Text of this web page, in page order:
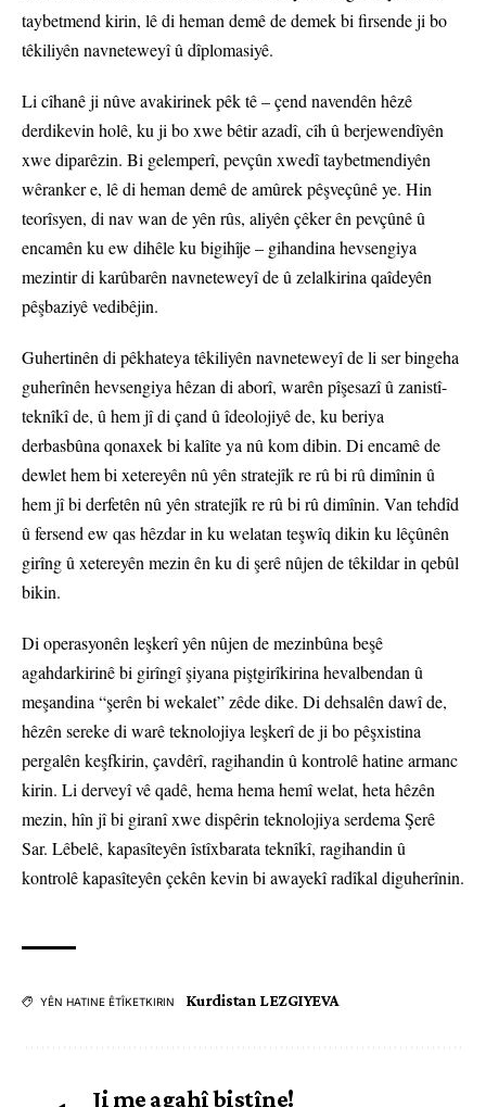
taybetmend kirin, lê di heman demê de demek bi firsende ji bo
têkiliyên navneteweyî û dîplomasiyê.
Li cîhanê ji nûve avakirinek pêk tê – çend navendên hêzê
derdikevin holê, ku ji bo xwe bêtir azadî, cîh û berjewendîyên
xwe diparêzin. Bi gelemperî, pevçûn xwedî taybetmendiyên
wêranker e, lê di heman demê de amûrek pêşveçûnê ye. Hin
teorîsyen, di nav wan de yên rûs, aliyên çêker ên pevçûnê û
encamên ku ew dihêle ku bigihîje – gihandina hevsengiya
mezintir di karûbarên navneteweyî de û zelalkirina qaîdeyên
pêşbaziyê vedibêjin.
Guhertinên di pêkhateya têkiliyên navneteweyî de li ser bingeha
guherînên hevsengiya hêzan di aborî, warên pîşesazî û zanistî-
teknîkî de, û hem jî di çand û îdeolojiyê de, ku beriya
derbasbûna qonaxek bi kalîte ya nû kom dibin. Di encamê de
dewlet hem bi xetereyên nû yên stratejîk re rû bi rû dimînin û
hem jî bi derfetên nû yên stratejîk re rû bi rû dimînin. Van tehdîd
û fersend ew qas hêzdar in ku welatan teşwîq dikin ku lêçûnên
girîng û xetereyên mezin ên ku di şerê nûjen de têkildar in qebûl
bikin.
Di operasyonên leşkerî yên nûjen de mezinbûna beşê
agahdarkirinê bi girîngî şiyana piştgirîkirina hevalbendan û
meşandina “şerên bi wekalet” zêde dike. Di dehsalên dawî de,
hêzên sereke di warê teknolojiya leşkerî de ji bo pêşxistina
pergalên keşfkirin, çavdêrî, ragihandin û kontrolê hatine armanc
kirin. Li derveyî vê qadê, hema hema hemî welat, heta hêzên
mezin, hîn jî bi giranî xwe dispêrin teknolojiya serdema Şerê
Sar. Lêbelê, kapasîteyên îstîxbarata teknîkî, ragihandin û
kontrolê kapasîteyên çekên kevin bi awayekî radîkal diguherînin.
YÊN HATINE ÊTÎKETKIRIN Kurdistan LEZGIYEVA
Ji me agahî bistîne!